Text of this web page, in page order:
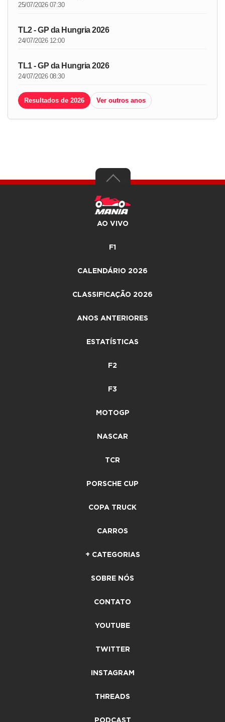
25/07/2026 07:30
TL2 - GP da Hungria 2026
24/07/2026 12:00
TL1 - GP da Hungria 2026
24/07/2026 08:30
Resultados de 2026 Ver outros anos
AO VIVO
F1
CALENDÁRIO 2026
CLASSIFICAÇÃO 2026
ANOS ANTERIORES
ESTATÍSTICAS
F2
F3
MOTOGP
NASCAR
TCR
PORSCHE CUP
COPA TRUCK
CARROS
+ CATEGORIAS
SOBRE NÓS
CONTATO
YOUTUBE
TWITTER
INSTAGRAM
THREADS
PODCAST